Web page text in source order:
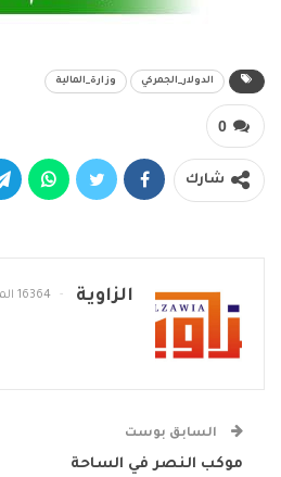
الدولار_الجمركي وزارة_المالية
0
شارك
الزاوية 16364 المشاركات
السابق بوست
موكب النصر في الساحة